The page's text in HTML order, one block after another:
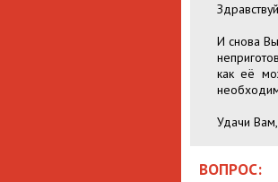
И снова
как её
Удачи
ВОПРОС: